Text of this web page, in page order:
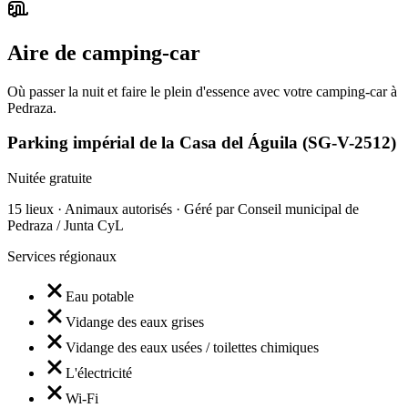
Aire de camping-car
Où passer la nuit et faire le plein d'essence avec votre camping-car à
Pedraza.
Parking impérial de la Casa del Águila (SG-V-2512)
Nuitée gratuite
15 lieux · Animaux autorisés · Géré par Conseil municipal de
Pedraza / Junta CyL
Services régionaux
Eau potable
Vidange des eaux grises
Vidange des eaux usées / toilettes chimiques
L'électricité
Wi-Fi